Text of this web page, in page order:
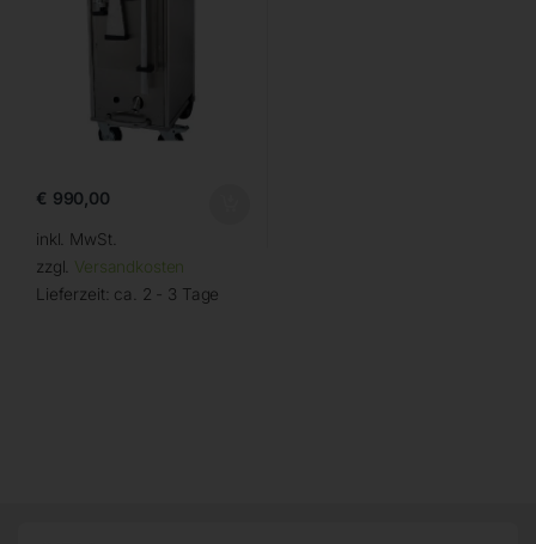
€ 990,00
inkl. MwSt.
zzgl. Versandkosten
Lieferzeit: ca. 2 - 3 Tage